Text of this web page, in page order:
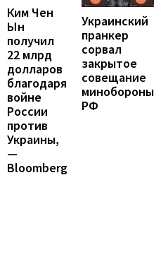
Ким Чен
Ын
получил
22 млрд
долларов
благодаря
войне
России
против
Украины,
—
Bloomberg
Украинский
пранкер
сорвал
закрытое
совещание
минобороны
РФ